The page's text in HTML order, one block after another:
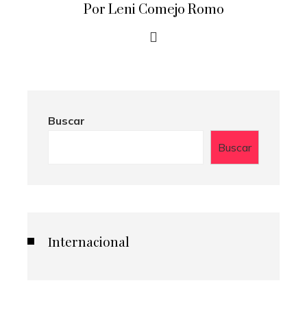
Por Leni Comejo Romo
Buscar
Buscar
Internacional